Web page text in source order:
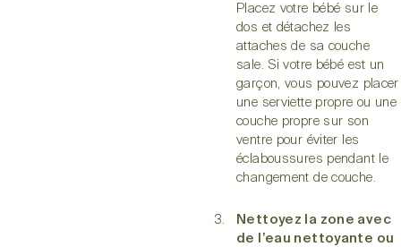
Placez votre bébé sur le
dos et détachez les
attaches de sa couche
sale. Si votre bébé est un
garçon, vous pouvez placer
une serviette propre ou une
couche propre sur son
ventre pour éviter les
éclaboussures pendant le
changement de couche.
Nettoyez la zone avec
de l’eau nettoyante ou